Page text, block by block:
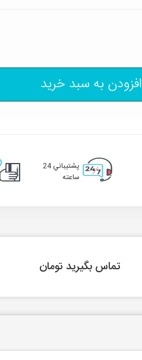
افزودن به سبد خرید
پشتيباني 24
ساعته
تماس بگیرید تومان